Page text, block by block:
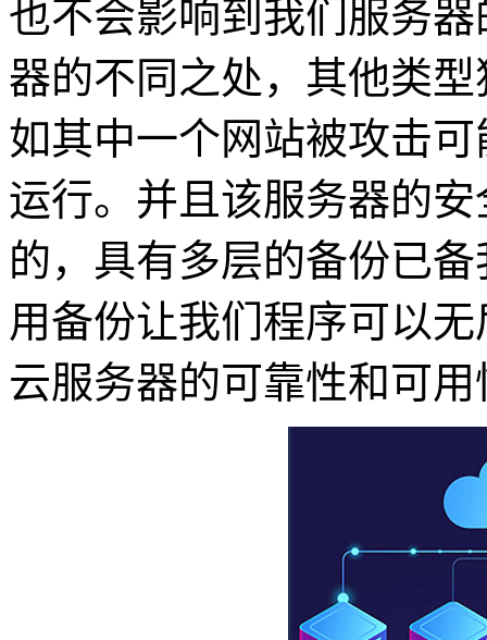
也不会影响到我们服务
器的不同之处，其他类
如其中一个网站被攻击
运行。并且该服务器的
的，具有多层的备份已
用备份让我们程序可以
云服务器的可靠性和可用